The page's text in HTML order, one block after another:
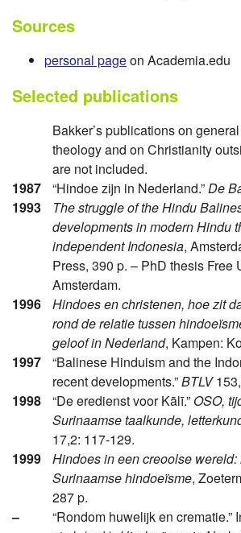
Sources
personal pageon Academia.edu
Selected publications
Bakker’s publications on
theology and on Christianity
are not included.
1987
“Hindoe zijn in Nederland.”De
1993
The struggle of the Hindu
developments in modern Hindu
independent Indonesia,
Press, 390 p. – PhD thesis Free
Amsterdam.
1996
Hindoes en christenen, hoe zit
rond de relatie tussen
geloof in Nederland, Kampen:
1997
“Balinese Hinduism and the
recent developments.”BTLV
1998
“De eredienst voor Kālī.” OSO,
Surinaamse taalkunde,
17,2: 117-129.
1999
Hindoes in een creoolse
Surinaamse hindoeïsme,
287 p.
–
“Rondom huwelijk en crematie.”